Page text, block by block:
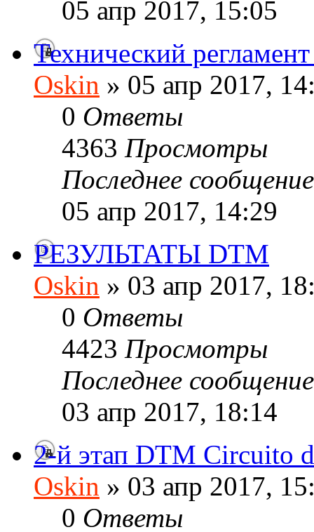
05 апр 2017, 15:05
Технический
Oskin » 05 апр 2017,
0 Ответы
4363 Просмотры
Последнее
05 апр 2017, 14:29
РЕЗУЛЬТАТЫ DTM
Oskin » 03 апр 2017,
0 Ответы
4423 Просмотры
Последнее
03 апр 2017, 18:14
2-й этап DTM Circuito
Oskin » 03 апр 2017,
0 Ответы